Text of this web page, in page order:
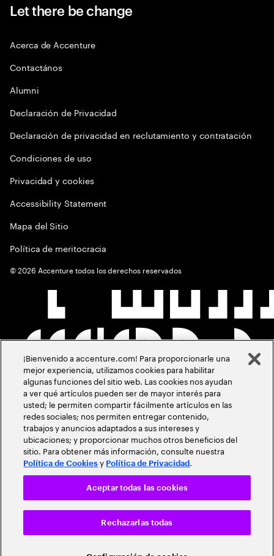
Let there be change
Acerca de Accenture
Contactános
Alumni
Declaración de Privacidad
Declaración de privacidad en reclutamiento y contratación
Condiciones de uso
Privacidad y cookies
Accessibility Statement
Mapa del Sitio
Política de meritocracia
©2026 Accenture todos los derechos reservados
¡Bienvenido a accenture.com! Para proporcionarle una
mejor experiencia, utilizamos cookies para habilitar
algunas funciones del sitio web. Las cookies nos ayudan
a ver qué artículos pueden ser de mayor interés para
usted; le permiten compartir fácilmente artículos en las
redes sociales; nos permiten entregar contenido,
trabajos y anuncios adaptados a sus intereses y
ubicaciones; y proporcionar muchos otros beneficios del
sitio. Para obtener más información, consulte nuestra
Política de Cookies y Política de Privacidad .
Rechazarlas todas
Aceptar todas las cookies